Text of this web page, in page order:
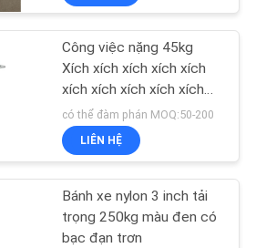
su
69
Công việc nặng 45kg
Xích xích xích xích xích
xích xích xích xích xích
xích xích xích xích xích
xích xích xích xích xích
xích
có thể đàm phán MOQ:50-200
LIÊN HỆ
Bánh xe nylon 3 inch tải
trọng 250kg màu đen có
bạc đạn trơn